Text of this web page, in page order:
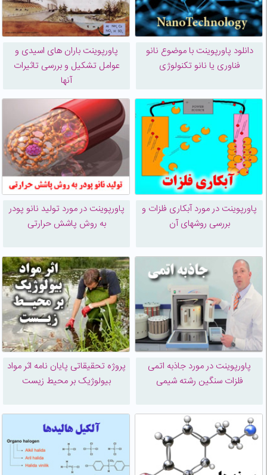
دانلود پاورپوینت با موضوع نانو
فناوری یا نانو تکنولوژی
پاورپوینت باران های اسیدی و
عوامل تشکیل و بررسی تاثیرات
آنها
پاورپوینت در مورد آبکاری فلزات و
بررسی روشهای آن
پاورپوینت در مورد تولید نانو پودر
به روش پاشش حرارتی
پاورپوینت در مورد جاذبه اتمی
فلزات سنگین رشته شیمی
پروژه تحقیقاتی پایان نامه اثر مواد
بیولوژیک بر محیط زیست